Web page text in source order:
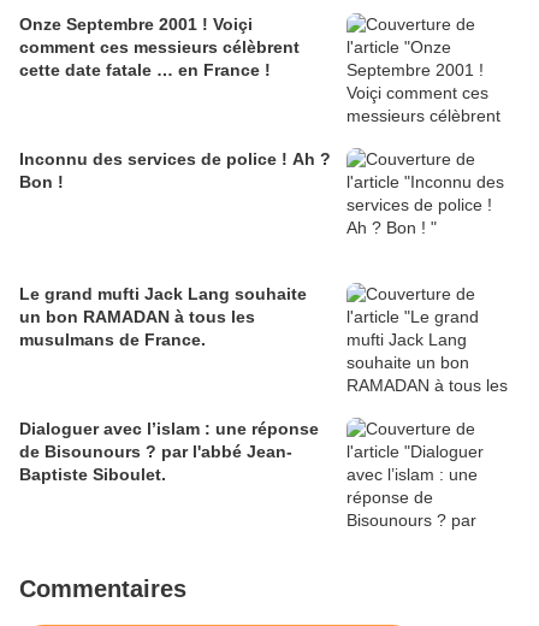
Onze Septembre 2001 ! Voiçi
comment ces messieurs célèbrent
cette date fatale … en France !
Inconnu des services de police ! Ah ?
Bon !
Le grand mufti Jack Lang souhaite
un bon RAMADAN à tous les
musulmans de France.
Dialoguer avec l’islam : une réponse
de Bisounours ? par l'abbé Jean-
Baptiste Siboulet.
Commentaires